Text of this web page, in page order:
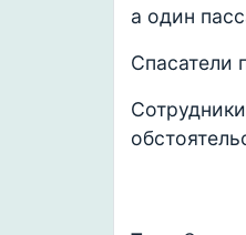
а один
Спасатели